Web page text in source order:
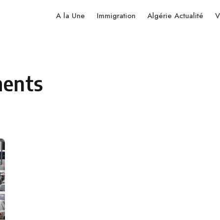
A la Une Immigration Algérie Actualité